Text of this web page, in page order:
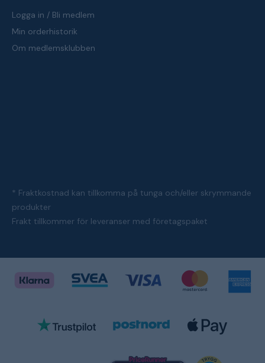
Logga in / Bli medlem
Min orderhistorik
Om medlemsklubben
* Fraktkostnad kan tillkomma på tunga och/eller skrymmande
produkter
Frakt tillkommer för leveranser med företagspaket